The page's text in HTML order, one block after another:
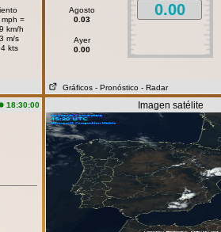
=
km/h
m/s
kts
Agosto
0.03
Ayer
0.00
0.00
Gráficos - Pronóstico - Radar
18:30:00 Imagen satélite